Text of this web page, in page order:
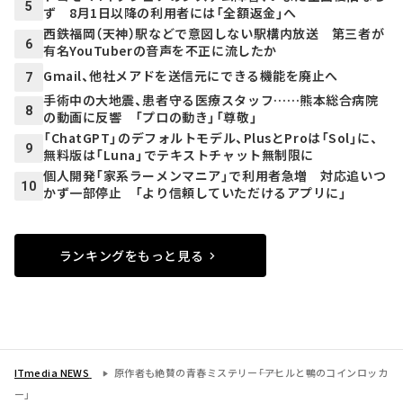
5
ず 8月1日以降の利用者には「全額返金」へ
6
西鉄福岡（天神）駅などで意図しない駅構内放送 第三者が
有名YouTuberの音声を不正に流したか
7 Gmail、他社メアドを送信元にできる機能を廃止へ
8
手術中の大地震、患者守る医療スタッフ……熊本総合病院
の動画に反響 「プロの動き」「尊敬」
9
「ChatGPT」のデフォルトモデル、PlusとProは「Sol」に、
無料版は「Luna」でテキストチャット無制限に
10
個人開発「家系ラーメンマニア」で利用者急増 対応追いつ
かず一部停止 「より信頼していただけるアプリに」
ランキングをもっと見る
ITmedia NEWS
原作者も絶賛の青春ミステリー――「アヒルと鴨のコインロッカ
ー」